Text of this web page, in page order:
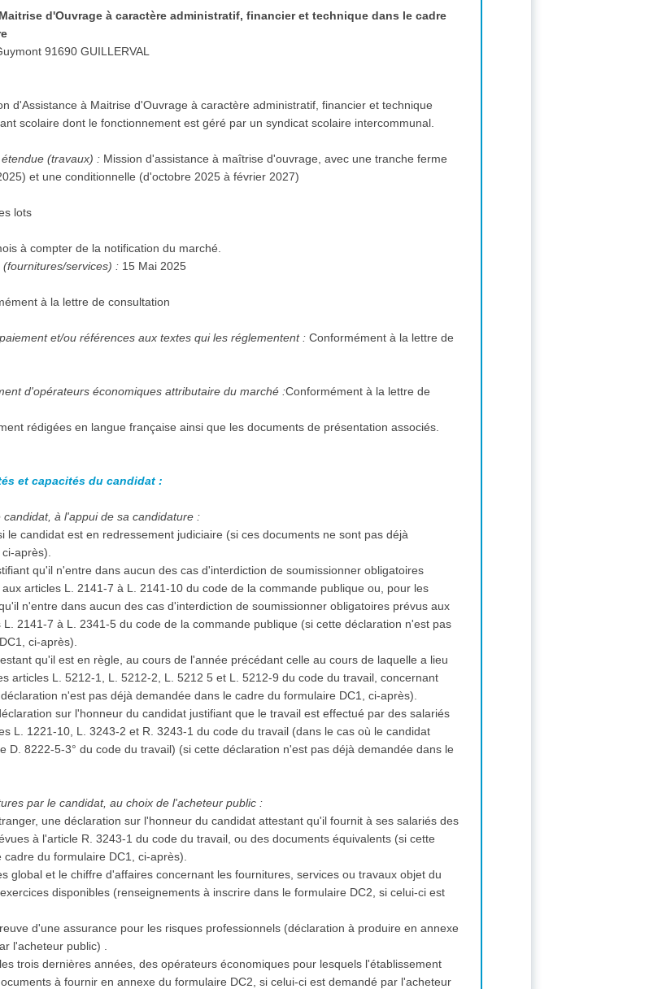
d'Ouvrage à caractère administratif, financier et technique dans le cadre
Lieu d'exécution et de livraison: 2 rue de la Guymont 91690 GUILLERVAL
d'Assistance à Maitrise d'Ouvrage à caractère administratif, financier et technique
scolaire dont le fonctionnement est géré par un syndicat scolaire intercommunal.
(travaux) : Mission d'assistance à maîtrise d'ouvrage, avec une tranche ferme
et une conditionnelle (d'octobre 2025 à février 2027)
lots
à compter de la notification du marché.
services) : 15 Mai 2025
à la lettre de consultation
Modalités essentielles de financement et de paiement et/ou références aux textes qui les réglementent :Conformément à la lettre de
Forme juridique que devra revêtir le groupement d'opérateurs économiques attributaire du marché :Conformément à la lettre de
rédigées en langue française ainsi que les documents de présentation associés.
et capacités du candidat :
à l'appui de sa candidature :
le candidat est en redressement judiciaire (si ces documents ne sont pas déjà
après).
qu'il n'entre dans aucun des cas d'interdiction de soumissionner obligatoires
articles L. 2141-7 à L. 2141-10 du code de la commande publique ou, pour les
n'entre dans aucun des cas d'interdiction de soumissionner obligatoires prévus aux
2141-7 à L. 2341-5 du code de la commande publique (si cette déclaration n'est pas
ci-après).
qu'il est en règle, au cours de l'année précédant celle au cours de laquelle a lieu
articles L. 5212-1, L. 5212-2, L. 5212 5 et L. 5212-9 du code du travail, concernant
n'est pas déjà demandée dans le cadre du formulaire DC1, ci-après).
sur l'honneur du candidat justifiant que le travail est effectué par des salariés
L. 1221-10, L. 3243-2 et R. 3243-1 du code du travail (dans le cas où le candidat
D. 8222-5-3° du code du travail) (si cette déclaration n'est pas déjà demandée dans le
par le candidat, au choix de l'acheteur public :
une déclaration sur l'honneur du candidat attestant qu'il fournit à ses salariés des
à l'article R. 3243-1 du code du travail, ou des documents équivalents (si cette
du formulaire DC1, ci-après).
global et le chiffre d'affaires concernant les fournitures, services ou travaux objet du
disponibles (renseignements à inscrire dans le formulaire DC2, si celui-ci est
d'une assurance pour les risques professionnels (déclaration à produire en annexe
l'acheteur public) .
trois dernières années, des opérateurs économiques pour lesquels l'établissement
à fournir en annexe du formulaire DC2, si celui-ci est demandé par l'acheteur